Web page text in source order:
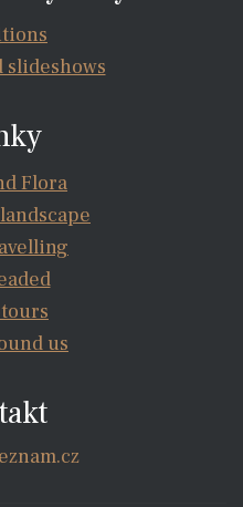
slideshows
Flora
us